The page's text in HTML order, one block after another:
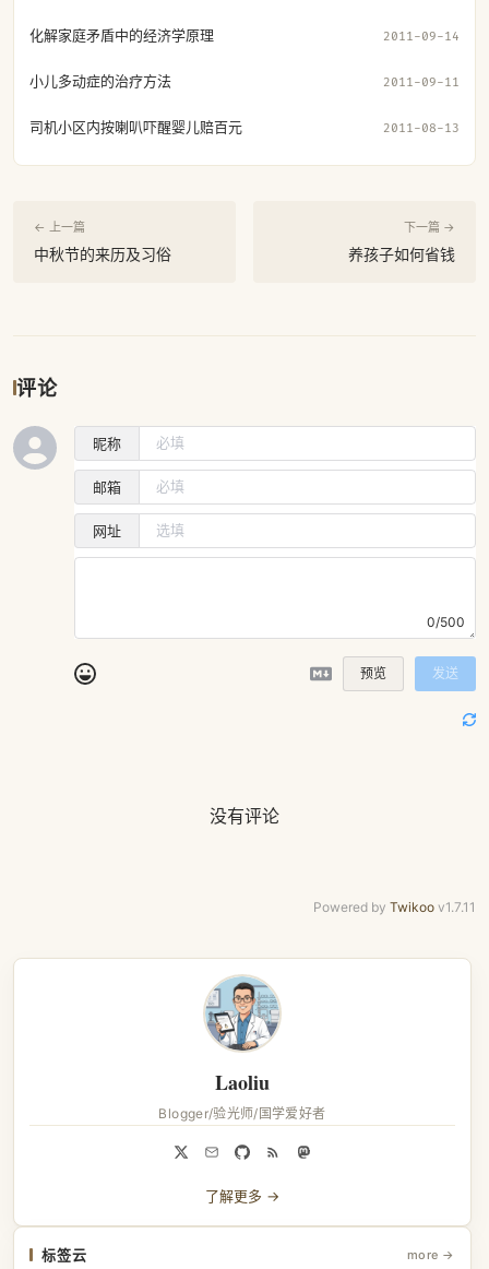
化解家庭矛盾中的经济学原理 2011-09-14
小儿多动症的治疗方法 2011-09-11
司机小区内按喇叭吓醒婴儿赔百元 2011-08-13
← 上一篇
中秋节的来历及习俗
下一篇 →
养孩子如何省钱
评论
昵称
邮箱
网址
0/500
预览 发送
没有评论
Powered by Twikoo v1.7.11
Laoliu
Blogger/验光师/国学爱好者
了解更多 →
标签云 more →